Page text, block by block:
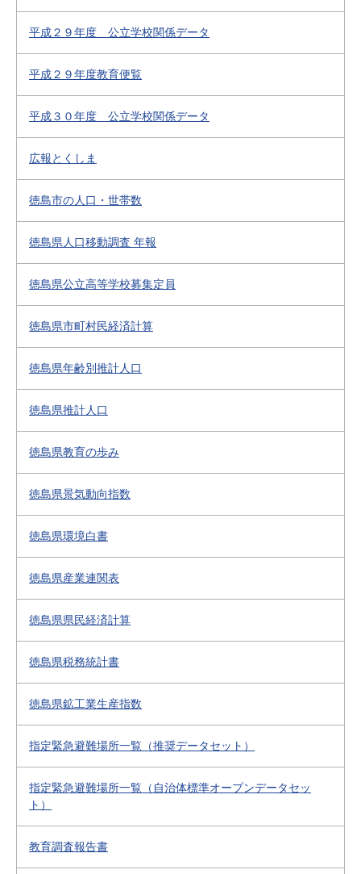
平成２９年度 公立学校関係データ
平成２９年度教育便覧
平成３０年度 公立学校関係データ
広報とくしま
徳島市の人口・世帯数
徳島県人口移動調査 年報
徳島県公立高等学校募集定員
徳島県市町村民経済計算
徳島県年齢別推計人口
徳島県推計人口
徳島県教育の歩み
徳島県景気動向指数
徳島県環境白書
徳島県産業連関表
徳島県県民経済計算
徳島県税務統計書
徳島県鉱工業生産指数
指定緊急避難場所一覧（推奨データセット）
指定緊急避難場所一覧（自治体標準オープンデータセッ
ト）
教育調査報告書